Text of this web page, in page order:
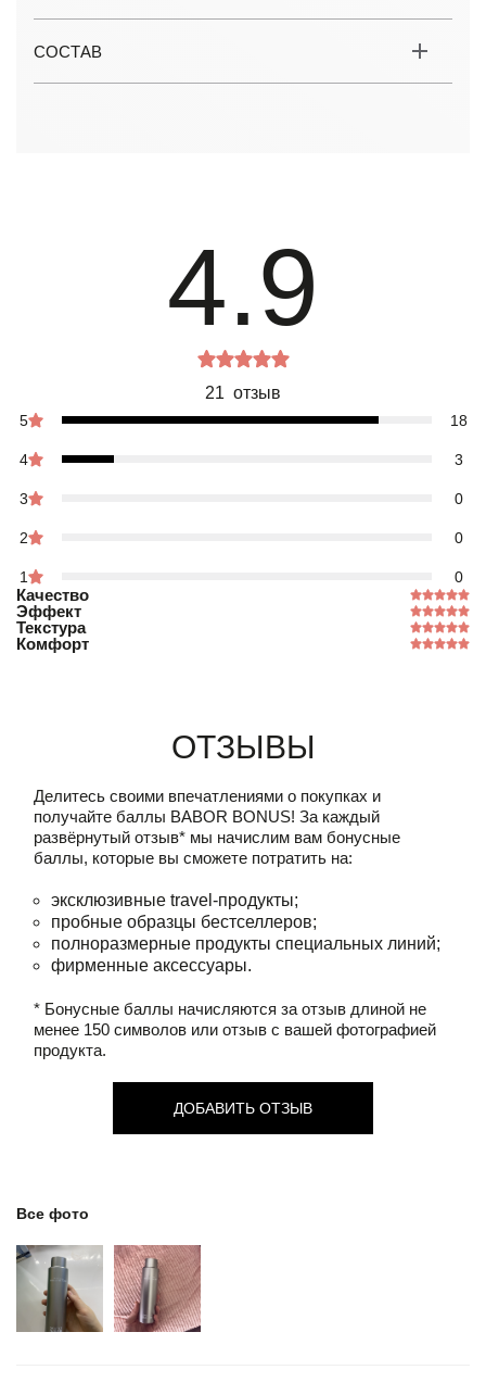
СОСТАВ
4.9
21 отзыв
5 18
4 3
3 0
2 0
1 0
Качество
Эффект
Текстура
Комфорт
Отзывы
Делитесь своими впечатлениями о покупках и
получайте баллы BABOR BONUS! За каждый
развёрнутый отзыв* мы начислим вам бонусные
баллы, которые вы сможете потратить на:
эксклюзивные travel-продукты;
пробные образцы бестселлеров;
полноразмерные продукты специальных линий;
фирменные аксессуары.
* Бонусные баллы начисляются за отзыв длиной не
менее 150 символов или отзыв с вашей фотографией
продукта.
ДОБАВИТЬ ОТЗЫВ
Все фото